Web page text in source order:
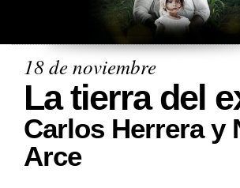
18 de noviembre
La tierra del
Carlos Herrera y
Arce